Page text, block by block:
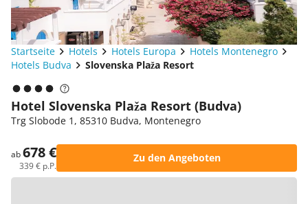
Startseite Hotels Hotels Europa
Hotels Montenegro
Hotels Budva
Slovenska Plaža Resort
Hotel Slovenska Plaža Resort (Budva)
Trg Slobode 1, 85310 Budva, Montenegro
ab678 €
339 € p.P.
Zu den Angeboten